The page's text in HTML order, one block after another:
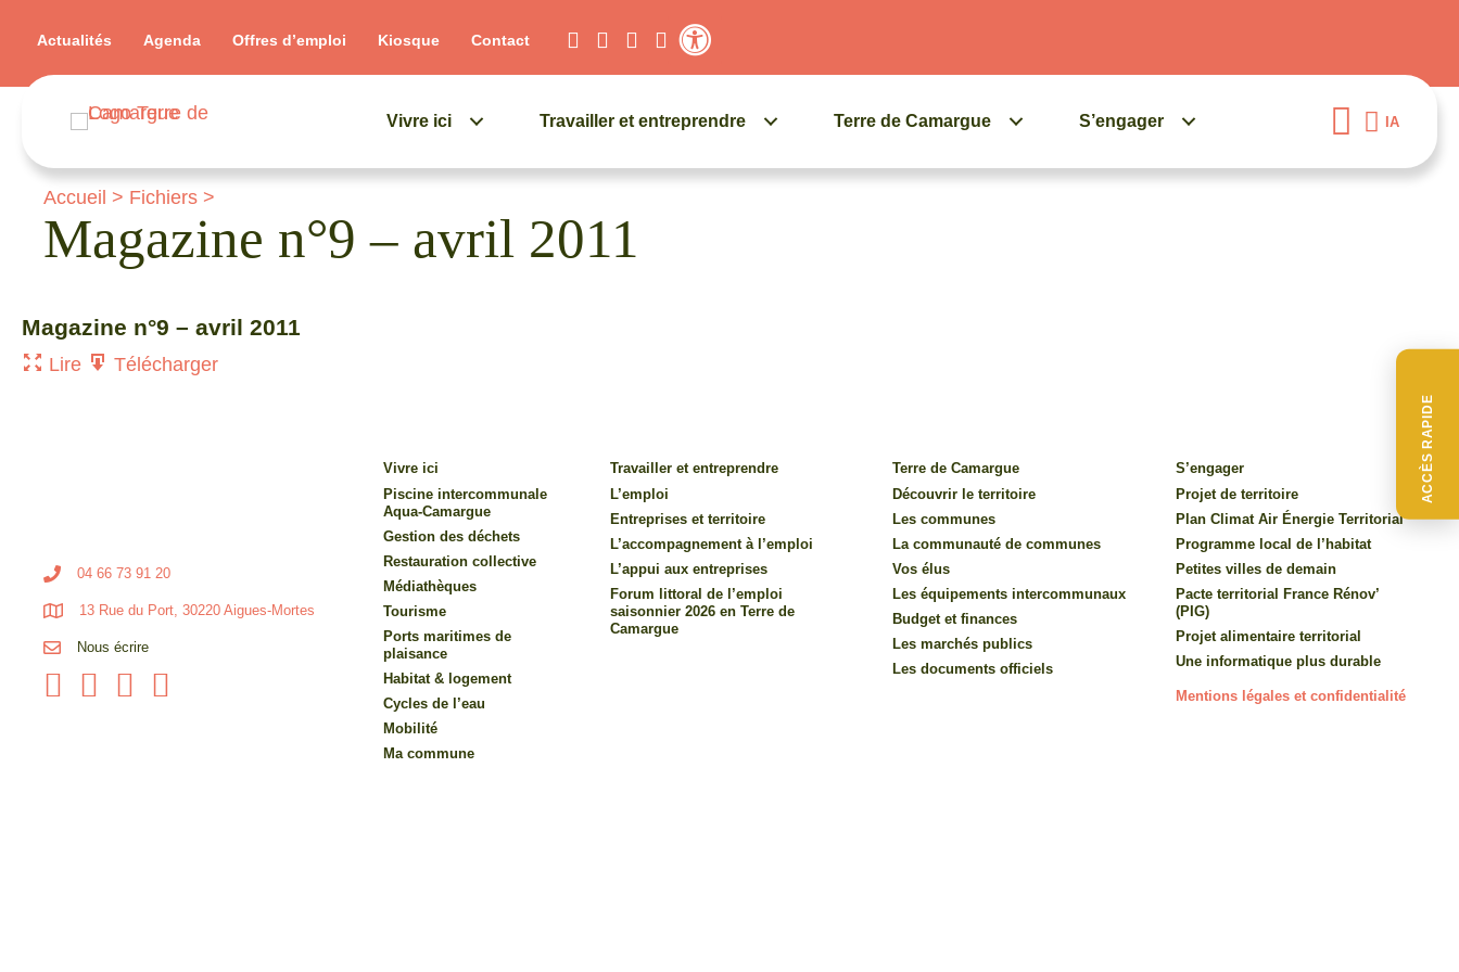
ACCÈS RAPIDE
Actualités Agenda Offres d’emploi Kiosque
Contact
Vivre ici Travailler et entreprendre Terre de Camargue S’engager IA
Accueil > Fichiers >
Magazine n°9 – avril 2011
Magazine n°9 – avril 2011
Lire Télécharger
04 66 73 91 20
13 Rue du Port, 30220 Aigues-Mortes
Nous écrire
Vivre ici
Piscine intercommunale
Aqua-Camargue
Gestion des déchets
Restauration collective
Médiathèques
Tourisme
Ports maritimes de
plaisance
Habitat & logement
Cycles de l’eau
Mobilité
Ma commune
Travailler et entreprendre
L’emploi
Entreprises et territoire
L’accompagnement à l’emploi
L’appui aux entreprises
Forum littoral de l’emploi
saisonnier 2026 en Terre de
Camargue
Terre de Camargue
Découvrir le territoire
Les communes
La communauté de communes
Vos élus
Les équipements intercommunaux
Budget et finances
Les marchés publics
Les documents officiels
S’engager
Projet de territoire
Plan Climat Air Énergie Territorial
Programme local de l’habitat
Petites villes de demain
Pacte territorial France Rénov’
(PIG)
Projet alimentaire territorial
Une informatique plus durable
Mentions légales et confidentialité